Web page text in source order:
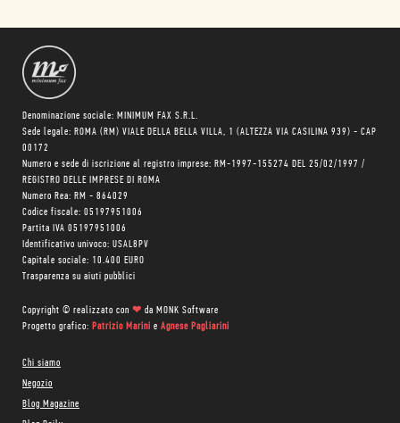
Denominazione sociale: MINIMUM FAX S.R.L.
Sede legale: ROMA (RM) VIALE DELLA BELLA VILLA, 1 (ALTEZZA VIA CASILINA 939) - CAP
00172
Numero e sede di iscrizione al registro imprese: RM-1997-155274 DEL 25/02/1997 /
REGISTRO DELLE IMPRESE DI ROMA
Numero Rea: RM - 864029
Codice fiscale: 05197951006
Partita IVA 05197951006
Identificativo univoco: USAL8PV
Capitale sociale: 10.400 EURO
Trasparenza su aiuti pubblici
Copyright © realizzato con ❤ da MONK Software
Progetto grafico: Patrizio Marini e Agnese Pagliarini
Chi siamo
Negozio
Blog Magazine